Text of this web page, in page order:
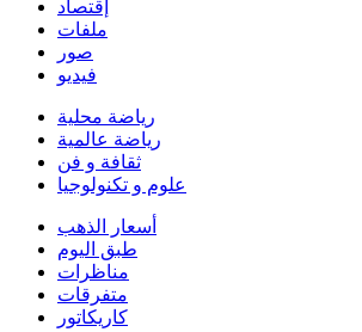
إقتصاد
ملفات
صور
فيديو
رياضة محلية
رياضة عالمية
ثقافة و فن
علوم و تكنولوجيا
أسعار الذهب
طبق اليوم
مناظرات
متفرقات
كاريكاتور